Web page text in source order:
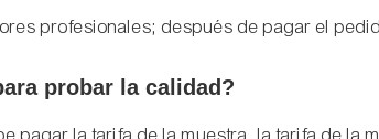
profesionales; después de pagar el
probar la calidad?